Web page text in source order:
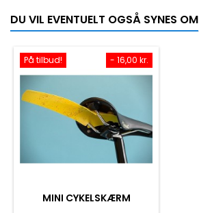
DU VIL EVENTUELT OGSÅ SYNES OM
- 16,00 kr.
På tilbud!
MINI CYKELSKÆRM